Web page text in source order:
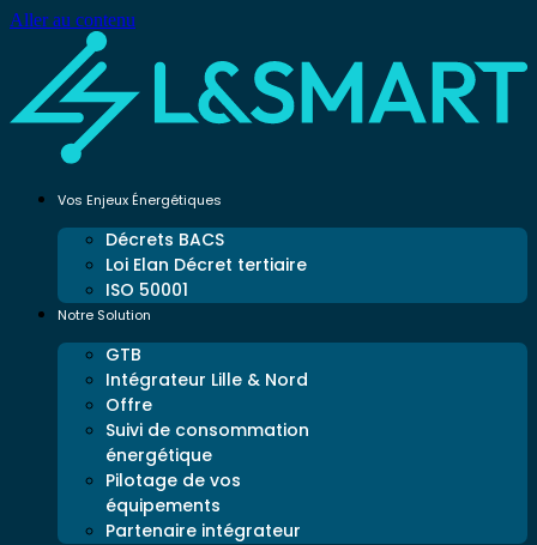
Aller au contenu
Vos Enjeux Énergétiques
Décrets BACS
Loi Elan Décret tertiaire
ISO 50001
Notre Solution
GTB
Intégrateur Lille & Nord
Offre
Suivi de consommation
énergétique
Pilotage de vos
équipements
Partenaire intégrateur